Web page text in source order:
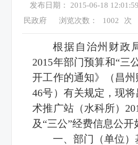
发布日期： 2015-06-18 12:01:59
民政府
浏览次数： 1002 次
根据自治州财政
2015年部门预算和“三
开工作的通知》（昌州
46号）有关规定，现
术推广站（水科所）
及“三公”经费信息公开
一、部门（单位）